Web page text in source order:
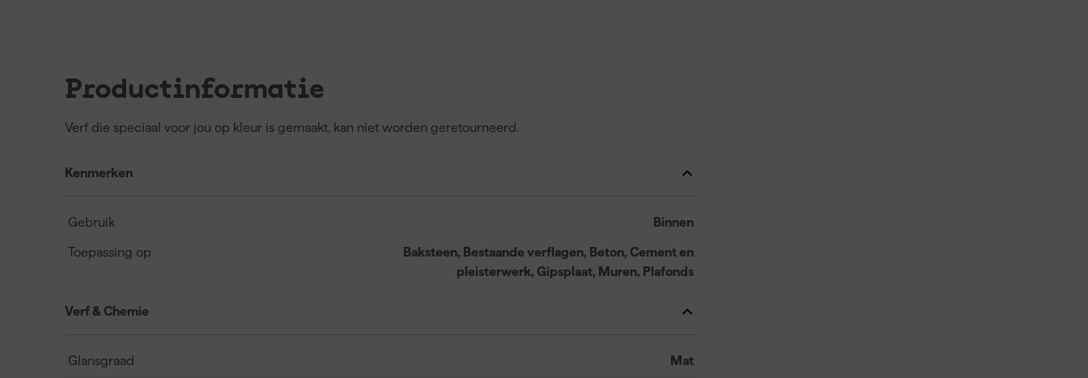
Productinformatie
Verf die speciaal voor jou op kleur is gemaakt, kan niet worden geretourneerd.
Kenmerken
Gebruik Binnen
Toepassing op
Baksteen, Bestaande verflagen, Beton, Cement en
pleisterwerk, Gipsplaat, Muren, Plafonds
Verf & Chemie
Glansgraad Mat